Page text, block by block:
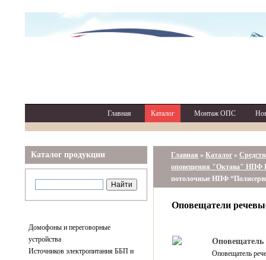
Главная Каталог Монтаж ОПС
Каталог продукции
Домофоны и переговорные
устройства
Источников электропитания ББП и
Главная » Каталог »
оповещения "Октава" НПФ
потолочные НПФ
Оповещатели
Оповещатель